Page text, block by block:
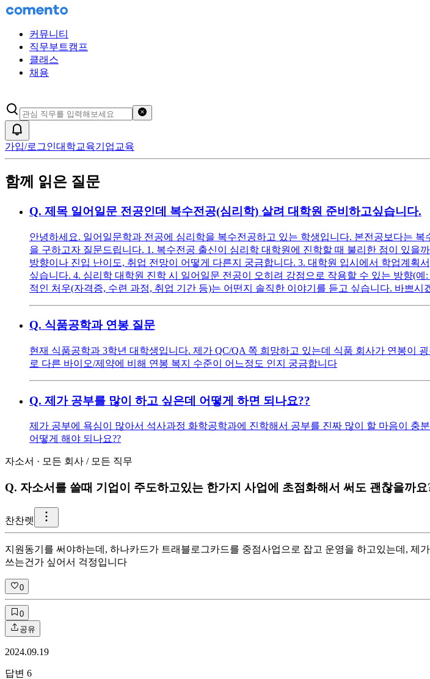
커뮤니티
직무부트캠프
클래스
채용
가입/로그인대학교육기업교육
함께 읽은 질문
Q. 제목 일어일문 전공인데 복수전공(심리학) 살려 대학원 준비하고싶습니다.
안녕하세요. 일어일문학과 전공에 심리학을 복수전공하고 있는 학생입니다. 본전공보다는
을 구하고자 질문드립니다. 1. 복수전공 출신이 심리학 대학원에 진학할 때 불리한 점이 있을
방향이나 진입 난이도, 취업 전망이 어떻게 다른지 궁금합니다. 3. 대학원 입시에서 학업계
싶습니다. 4. 심리학 대학원 진학 시 일어일문 전공이 오히려 강점으로 작용할 수 있는 방향(
적인 처우(자격증, 수련 과정, 취업 기간 등)는 어떤지 솔직한 이야기를 듣고 싶습니다. 바쁘
Q. 식품공학과 연봉 질문
현재 식품공학과 3학년 대학생입니다. 제가 QC/QA 쪽 희망하고 있는데 식품 회사가 연봉이
로 다른 바이오/제약에 비해 연봉 복지 수준이 어느정도 인지 궁금합니다
Q. 제가 공부를 많이 하고 싶은데 어떻게 하면 되나요??
제가 공부에 욕심이 많아서 석사과정 화학공학과에 진학해서 공부를 진짜 많이 할 마음이
어떻게 해야 되나요??
자소서 · 모든 회사 / 모든 직무
Q. 자소서를 쓸때 기업이 주도하고있는 한가지 사업에 초점화해서 써도 괜찮을까요
찬찬렛
지원동기를 써야하는데, 하나카드가 트래블로그카드를 중점사업으로 잡고 운영을 하고있는데,
쓰는건가 싶어서 걱정입니다
0
0
공유
2024.09.19
답변 6